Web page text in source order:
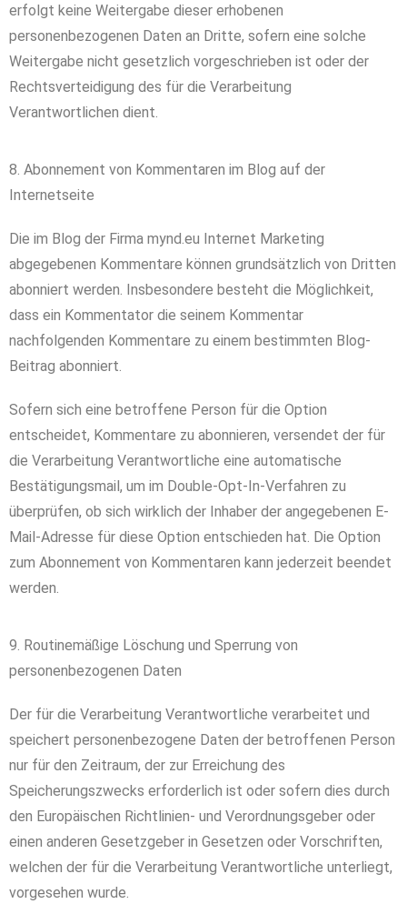
erfolgt keine Weitergabe dieser erhobenen
personenbezogenen Daten an Dritte, sofern eine solche
Weitergabe nicht gesetzlich vorgeschrieben ist oder der
Rechtsverteidigung des für die Verarbeitung
Verantwortlichen dient.
8. Abonnement von Kommentaren im Blog auf der
Internetseite
Die im Blog der Firma mynd.eu Internet Marketing
abgegebenen Kommentare können grundsätzlich von Dritten
abonniert werden. Insbesondere besteht die Möglichkeit,
dass ein Kommentator die seinem Kommentar
nachfolgenden Kommentare zu einem bestimmten Blog-
Beitrag abonniert.
Sofern sich eine betroffene Person für die Option
entscheidet, Kommentare zu abonnieren, versendet der für
die Verarbeitung Verantwortliche eine automatische
Bestätigungsmail, um im Double-Opt-In-Verfahren zu
überprüfen, ob sich wirklich der Inhaber der angegebenen E-
Mail-Adresse für diese Option entschieden hat. Die Option
zum Abonnement von Kommentaren kann jederzeit beendet
werden.
9. Routinemäßige Löschung und Sperrung von
personenbezogenen Daten
Der für die Verarbeitung Verantwortliche verarbeitet und
speichert personenbezogene Daten der betroffenen Person
nur für den Zeitraum, der zur Erreichung des
Speicherungszwecks erforderlich ist oder sofern dies durch
den Europäischen Richtlinien- und Verordnungsgeber oder
einen anderen Gesetzgeber in Gesetzen oder Vorschriften,
welchen der für die Verarbeitung Verantwortliche unterliegt,
vorgesehen wurde.